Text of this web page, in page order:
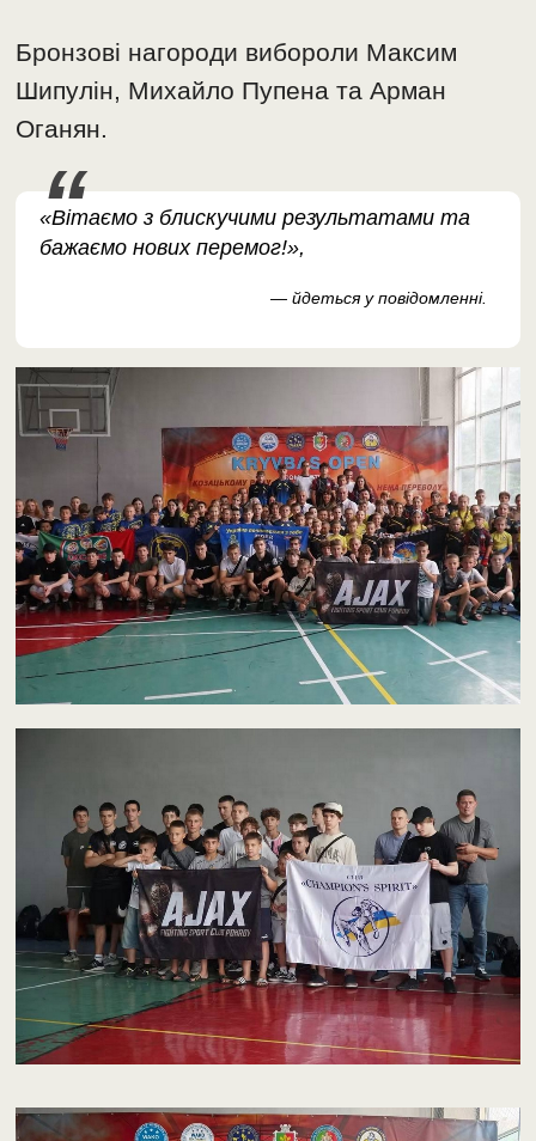
Бронзові нагороди вибороли Максим
Шипулін, Михайло Пупена та Арман
Оганян.
«Вітаємо з блискучими результатами та
бажаємо нових перемог!»,
— йдеться у повідомленні.